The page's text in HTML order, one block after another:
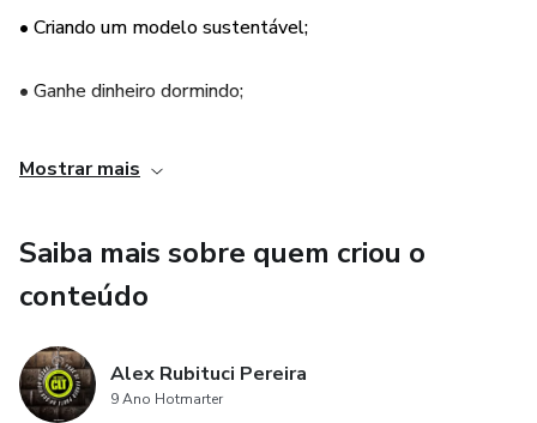
• Criando um modelo sustentável;
• Ganhe dinheiro dormindo;
• MÓDULO 2
INTELIGÊNCIA EMOCIONAL
• Remando contra a corrente;
Mostrar mais
Saiba mais sobre quem criou o
conteúdo
Alex Rubituci Pereira
9 Ano Hotmarter